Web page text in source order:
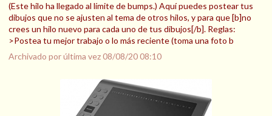
(Este hilo ha llegado al límite de bumps.) Aquí puedes postear tus
dibujos que no se ajusten al tema de otros hilos, y para que [b]no
crees un hilo nuevo para cada uno de tus dibujos[/b]. Reglas:
>Postea tu mejor trabajo o lo más reciente (toma una foto b
Archivado por última vez08/08/20 08:10